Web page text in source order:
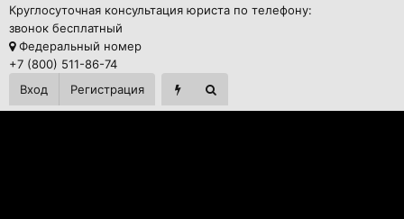
Круглосуточная консультация юриста по телефону:
звонок бесплатный
Федеральный номер
+7 (800) 511-86-74
Вход
Регистрация